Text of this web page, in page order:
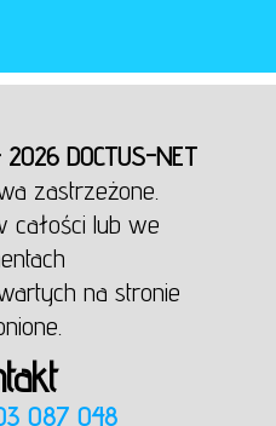
DOCTUS-NET
zastrzeżone.
całości lub we
na stronie
087 048